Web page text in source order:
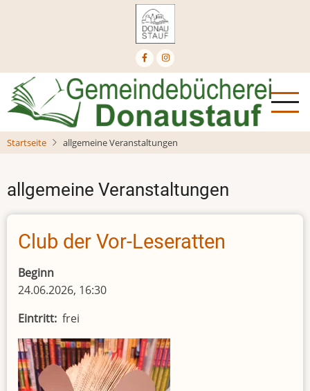
Startseite allgemeine Veranstaltungen
allgemeine Veranstaltungen
Club der Vor-Leseratten
Beginn
24.06.2026, 16:30
Eintritt frei